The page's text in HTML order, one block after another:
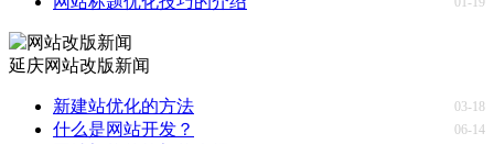
延庆网站改版新闻
新建站优化的方法 03-18
什么是网站开发？ 06-14